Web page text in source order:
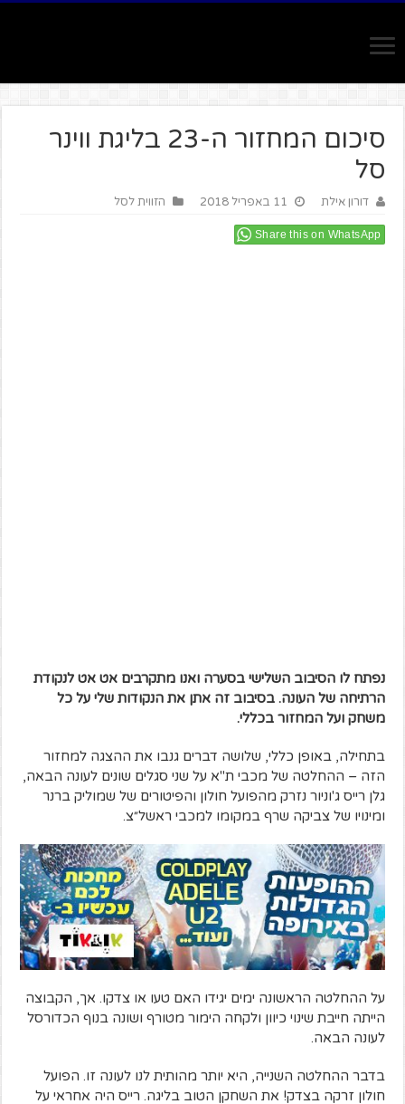
סיכום המחזור ה-23 בליגת ווינר
סל
דורון אילת 11 באפריל 2018 הזווית לסל
Share this on WhatsApp
נפתח לו הסיבוב השלישי בסערה ואנו מתקרבים אט אט לנקודת
הרתיחה של העונה. בסיבוב זה אתן את הנקודות שלי על כל
משחק ועל המחזור בכללי.
בתחילה, באופן כללי, שלושה דברים גנבו את ההצגה למחזור
הזה – ההחלטה של מכבי ת"א על שני סגלים שונים לעונה הבאה,
גלן רייס ג'וניור נזרק מהפועל חולון והפיטורים של שמוליק ברנר
ומינויו של צביקה שרף במקומו למכבי ראשל״צ.
על ההחלטה הראשונה ימים יגידו האם טעו או צדקו. אך, הקבוצה
הייתה חייבת שינוי כיוון ולקחה הימור מטורף ושונה בנוף הכדורסל
לעונה הבאה.
בדבר ההחלטה השנייה, היא יותר מהותית לנו לעונה זו. הפועל
חולון זרקה בצדק! את השחקן הטוב בליגה. רייס היה אחראי על